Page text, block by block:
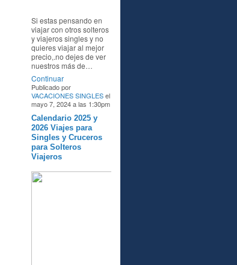
Si estas pensando en
viajar con otros solteros
y viajeros singles y no
quieres viajar al mejor
precio,.no dejes de ver
nuestros más de…
Continuar
Publicado por
VACACIONES SINGLESel
mayo 7, 2024 a las 1:30pm
Calendario 2025 y
2026 Viajes para
Singles y Cruceros
para Solteros
Viajeros